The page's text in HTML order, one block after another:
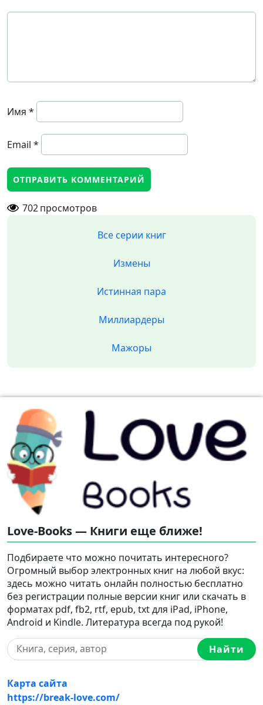
Имя *
Email *
702просмотров
Все серии книг
Измены
Истинная пара
Миллиардеры
Мажоры
Love-Books — Книги еще ближе!
Подбираете что можно почитать интересного?
Огромный выбор электронных книг на любой вкус:
здесь можно читать онлайн полностью бесплатно
без регистрации полные версии книг или скачать в
форматах pdf, fb2, rtf, epub, txt для iPad, iPhone,
Android и Kindle. Литература всегда под рукой!
Найти
Карта сайта
https://break-love.com/